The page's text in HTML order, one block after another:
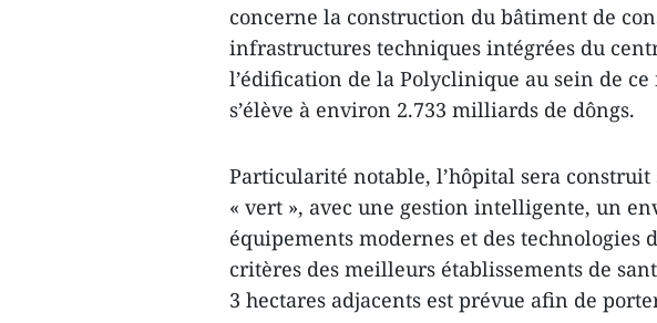
concerne la construction du bâtiment de
infrastructures techniques intégrées du
l’édification de la Polyclinique au sein de
s’élève à environ 2.733 milliards de dôngs.
Particularité notable, l’hôpital sera
« vert », avec une gestion intelligente, un
équipements modernes et des technologies
critères des meilleurs établissements de
3 hectares adjacents est prévue afin de